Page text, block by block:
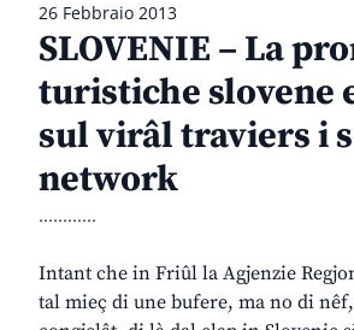
26 Febbraio 2013
SLOVENIE – La
turistiche slovene
sul virâl traviers i
network
............
Intant che in Friûl la Agjenzie
tal mieç di une bufere, ma no di